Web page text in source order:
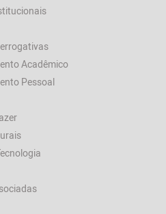
Acadêmico
Pessoal